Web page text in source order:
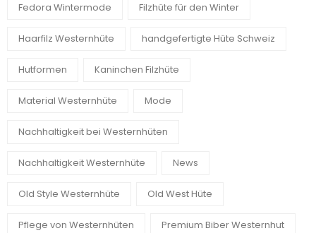
Fedora Wintermode Filzhüte für den Winter
Haarfilz Westernhüte handgefertigte Hüte Schweiz
Hutformen Kaninchen Filzhüte
Material Westernhüte Mode
Nachhaltigkeit bei Westernhüten
Nachhaltigkeit Westernhüte News
Old Style Westernhüte Old West Hüte
Pflege von Westernhüten Premium Biber Westernhut